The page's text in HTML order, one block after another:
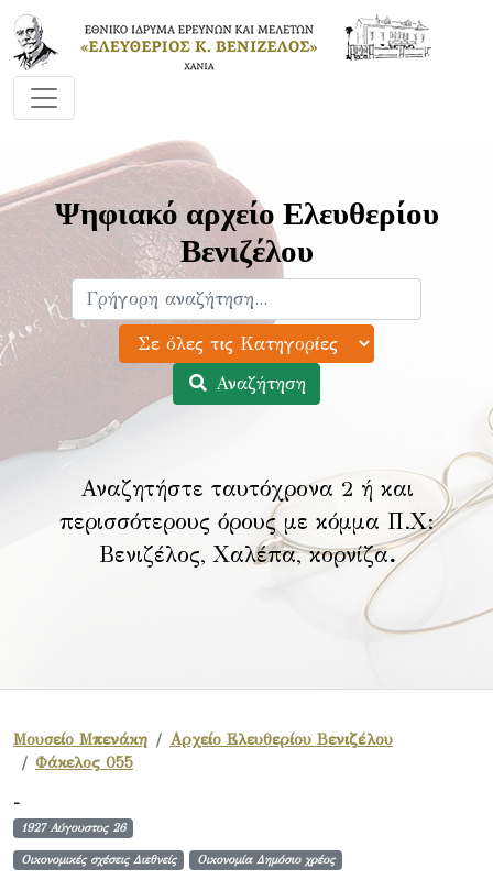
Ψηφιακό αρχείο Ελευθερίου
Βενιζέλου
Αναζήτηση
Αναζητήστε ταυτόχρονα 2 ή και
περισσότερους όρους με κόμμα Π.Χ:
Βενιζέλος, Χαλέπα, κορνίζα.
Μουσείο Μπενάκη
Αρχείο Ελευθερίου Βενιζέλου
Φάκελος 055
-
1927 Αύγουστος 26
Οικονομικές σχέσεις Διεθνείς Οικονομία Δημόσιο χρέος